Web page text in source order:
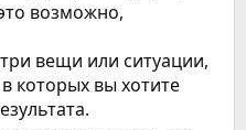
возможно,
вещи или ситуации,
которых вы хотите